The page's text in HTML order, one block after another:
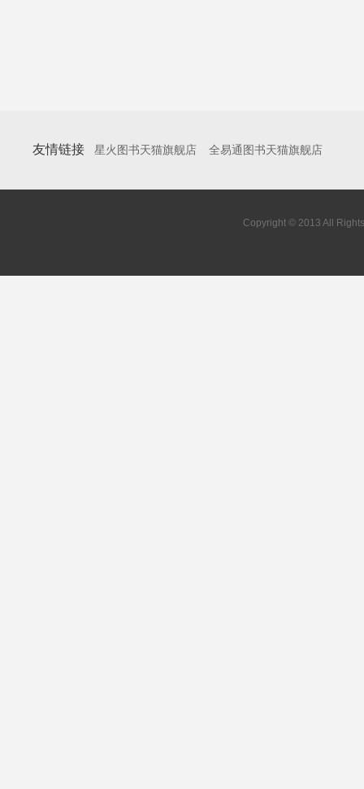
友情链接 星火图书天猫旗舰店 全易通图书天猫旗舰店
Copyright © 2013 All